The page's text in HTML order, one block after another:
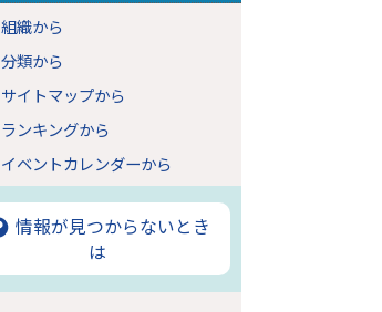
組織から
分類から
サイトマップから
ランキングから
イベントカレンダーから
情報が見つからないとき
は